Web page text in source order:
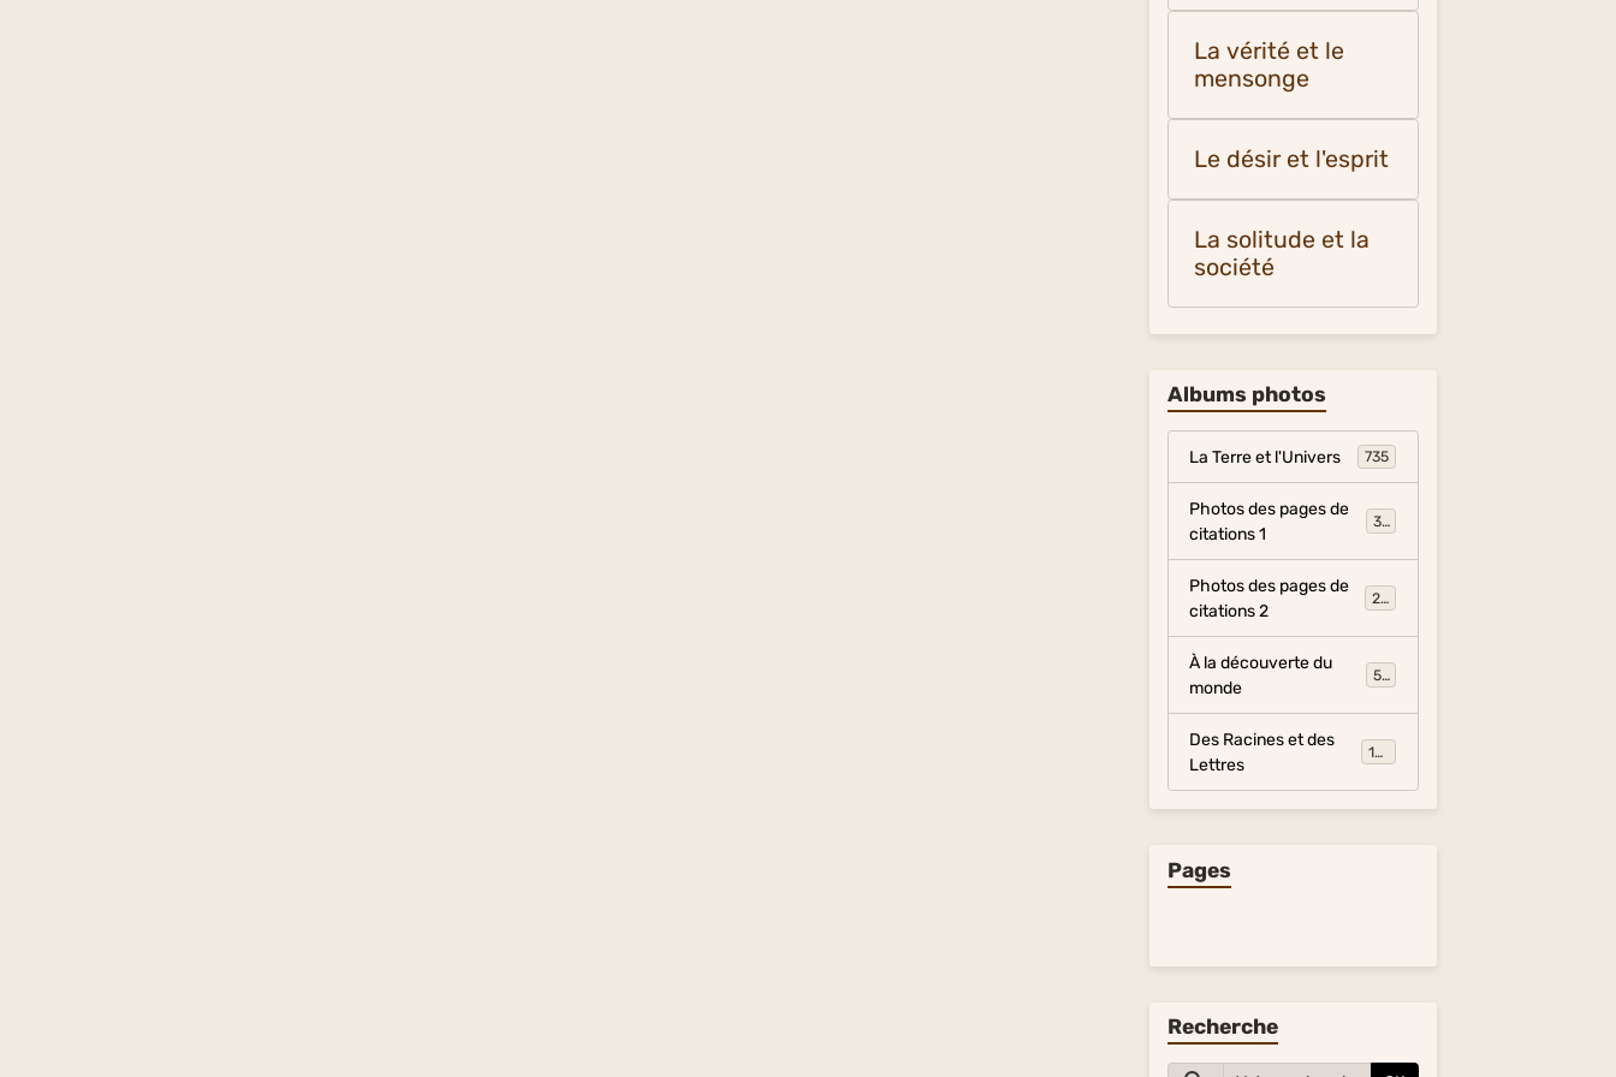
La vérité et le
mensonge
Le désir et l'esprit
La solitude et la
société
Albums photos
La Terre et l'Univers 735
Photos des pages de
citations 1
317
Photos des pages de
citations 2
281
À la découverte du
monde
54
Des Racines et des
Lettres
134
Pages
Recherche